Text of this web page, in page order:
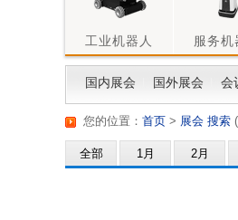
工业机器人 服务机
国内展会 国外展会 会
您的位置： 首页 > 展会 搜索 (
全部 1月 2月